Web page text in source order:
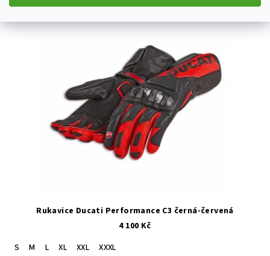
Rukavice Ducati Performance C3 černá-červená
4 100 Kč
S
M L XL XXL
XXXL